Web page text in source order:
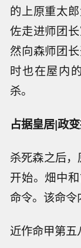
的上原重太
佐走进师团
然向森师团
时也在屋内
杀。
占据皇居|政
杀死森之后
开始。畑中
命令。该命令
近作命甲第五